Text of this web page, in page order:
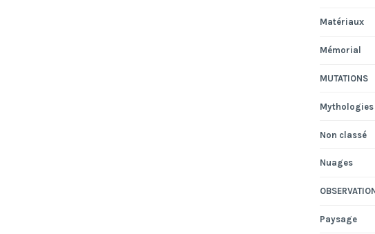
Matériaux
Mémorial
MUTATIONS
Mythologies
Non classé
Nuages
Paysage